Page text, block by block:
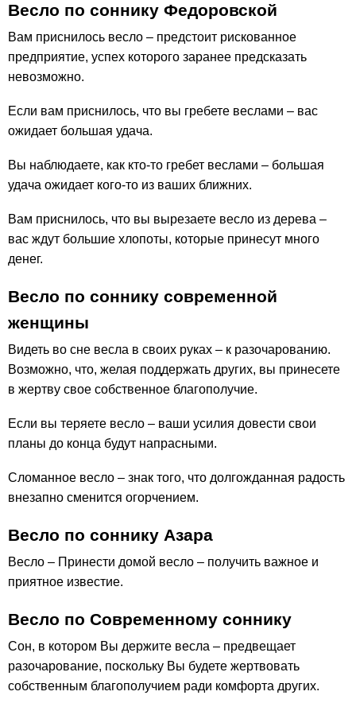
Весло по соннику Федоровской
Вам приснилось весло – предстоит рискованное
предприятие, успех которого заранее предсказать
невозможно.
Если вам приснилось, что вы гребете веслами – вас
ожидает большая удача.
Вы наблюдаете, как кто-то гребет веслами – большая
удача ожидает кого-то из ваших ближних.
Вам приснилось, что вы вырезаете весло из дерева –
вас ждут большие хлопоты, которые принесут много
денег.
Весло по соннику современной
женщины
Видеть во сне весла в своих руках – к разочарованию.
Возможно, что, желая поддержать других, вы принесете
в жертву свое собственное благополучие.
Если вы теряете весло – ваши усилия довести свои
планы до конца будут напрасными.
Сломанное весло – знак того, что долгожданная радость
внезапно сменится огорчением.
Весло по соннику Азара
Весло – Принести домой весло – получить важное и
приятное известие.
Весло по Современному соннику
Сон, в котором Вы держите весла – предвещает
разочарование, поскольку Вы будете жертвовать
собственным благополучием ради комфорта других.